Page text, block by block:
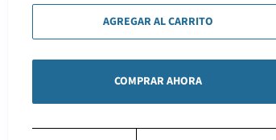
AGREGAR AL CARRITO
COMPRAR AHORA